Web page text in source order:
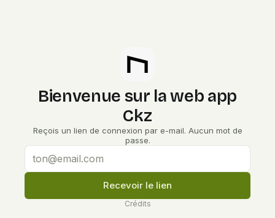
Bienvenue sur la web app
Ckz
Reçois un lien de connexion par e-mail. Aucun mot de
passe.
Recevoir le lien
Crédits